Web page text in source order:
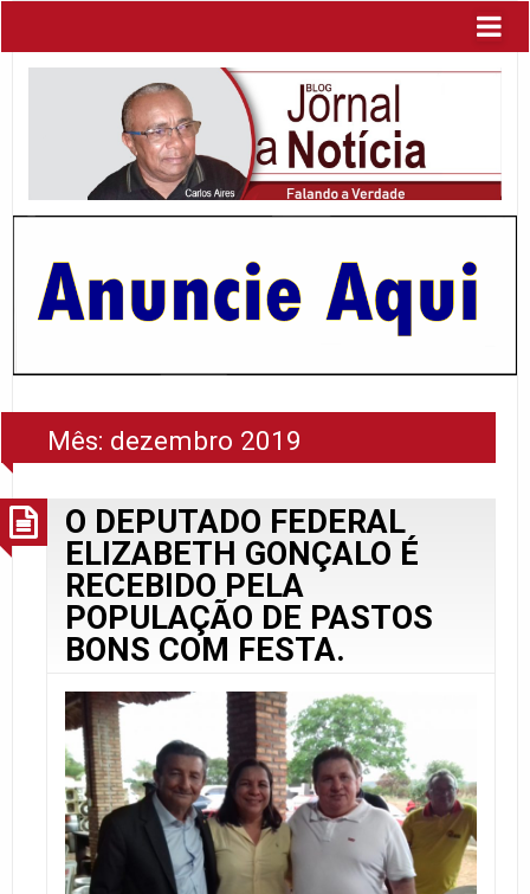
Mês: dezembro 2019
O DEPUTADO FEDERAL
ELIZABETH GONÇALO É
RECEBIDO PELA
POPULAÇÃO DE PASTOS
BONS COM FESTA.